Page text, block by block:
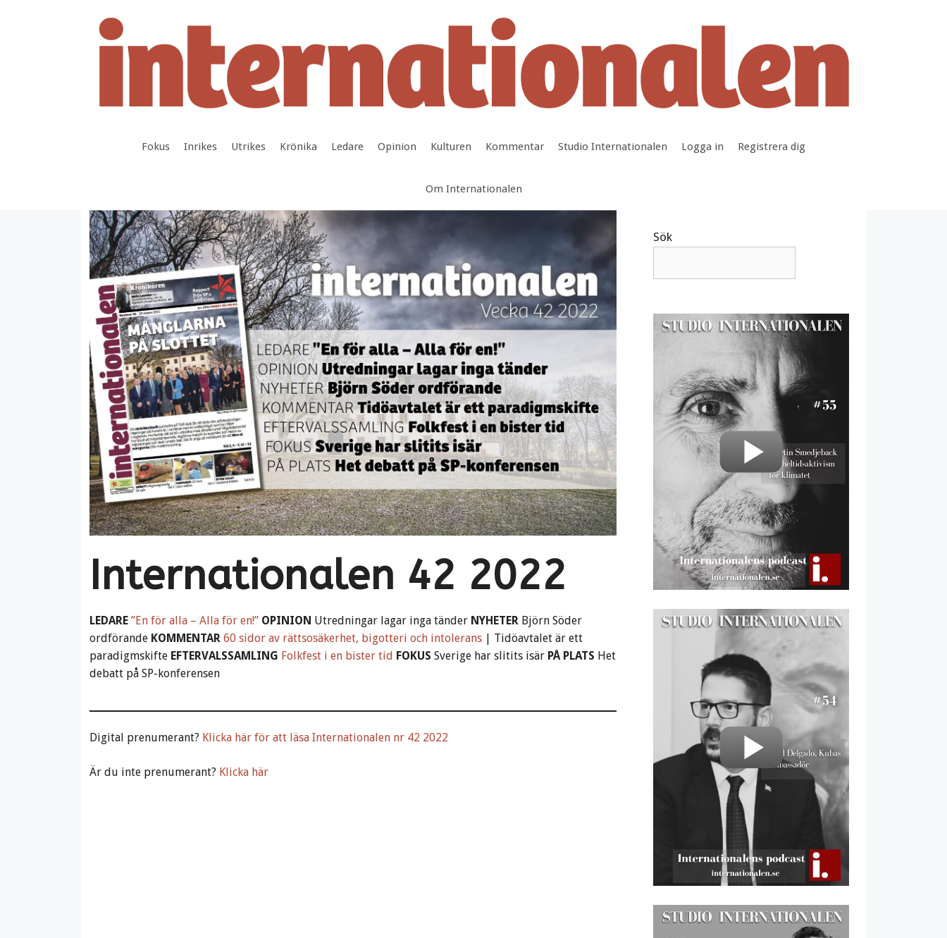
Fokus Inrikes Utrikes Krönika Ledare Opinion Kulturen Kommentar Studio Internationalen Logga in Registrera dig
Om Internationalen
Internationalen 42 2022
LEDARE ”En för alla – Alla för en!” OPINION Utredningar lagar inga tänder NYHETERBjörn Söder
ordförande KOMMENTAR 60 sidor av rättsosäkerhet, bigotteri och intolerans| Tidöavtalet är ett
paradigmskifte EFTERVALSSAMLING Folkfest i en bister tid FOKUS Sverige har slitits isär PÅ PLATS Het
debatt på SP-konferensen
Digital prenumerant? Klicka här för att läsa Internationalen nr 42 2022
Är du inte prenumerant? Klicka här
Sök